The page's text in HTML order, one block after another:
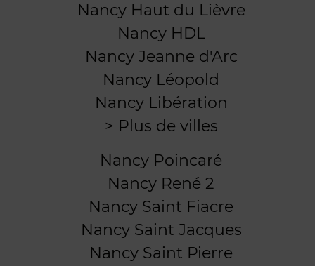
Nancy Haut du Lièvre
Nancy HDL
Nancy Jeanne d'Arc
Nancy Léopold
Nancy Libération
> Plus de villes
Nancy Poincaré
Nancy René 2
Nancy Saint Fiacre
Nancy Saint Jacques
Nancy Saint Pierre